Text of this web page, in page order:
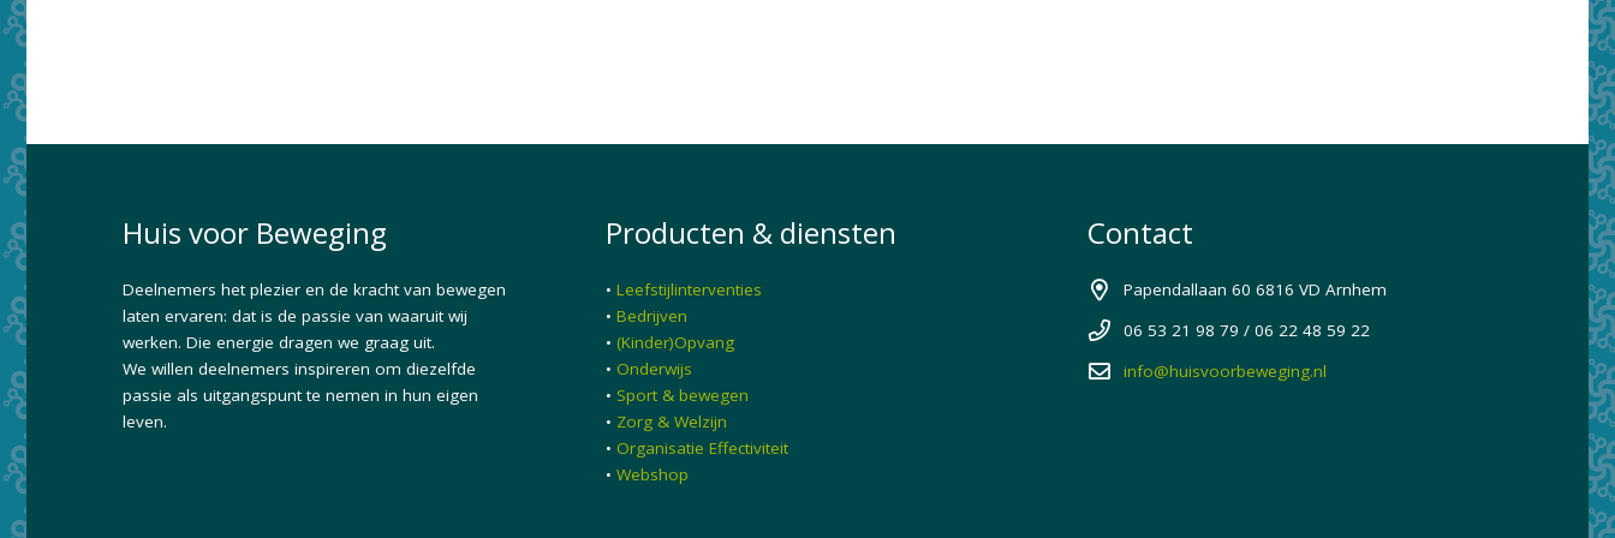
Huis voor Beweging
Deelnemers het plezier en de kracht van bewegen
laten ervaren: dat is de passie van waaruit wij
werken. Die energie dragen we graag uit.
We willen deelnemers inspireren om diezelfde
passie als uitgangspunt te nemen in hun eigen
leven.
Producten & diensten
• Leefstijlinterventies
• Bedrijven
• (Kinder)Opvang
• Onderwijs
• Sport & bewegen
• Zorg & Welzijn
• Organisatie Effectiviteit
• Webshop
Contact
Papendallaan 60 6816 VD Arnhem
06 53 21 98 79 / 06 22 48 59 22
info@huisvoorbeweging.nl